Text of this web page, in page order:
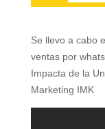
Se llevo a cabo
ventas por
Impacta de la
Marketing IMK